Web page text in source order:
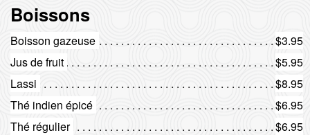
Boissons
Boisson gazeuse
$3.95
Jus de fruit
$5.95
Lassi
$8.95
Thé indien épicé
$6.95
Thé régulier
$6.95